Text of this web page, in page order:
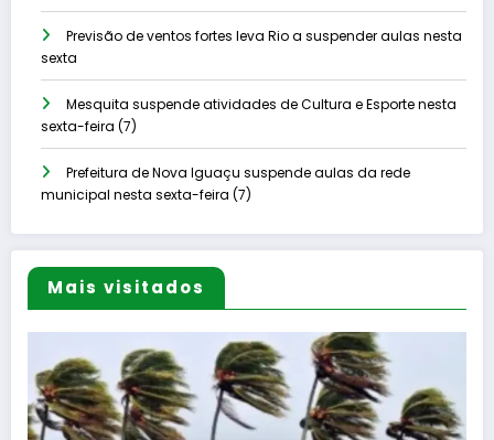
Previsão de ventos fortes leva Rio a suspender aulas nesta
sexta
Mesquita suspende atividades de Cultura e Esporte nesta
sexta-feira (7)
Prefeitura de Nova Iguaçu suspende aulas da rede
municipal nesta sexta-feira (7)
Mais visitados